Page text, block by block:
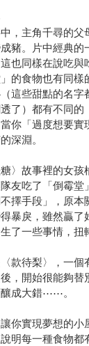
，主角千尋的父
豬。片中經典的
也同樣在說吃與
」的食物也有同
這些甜點的名字
了）都有不同的
你「過度想要實
深淵。
〉故事裡的女孩
友吃了「倒霉堂
擇手段」，原本
暴戾，雖然贏了
了一些事情，
款待梨〉，一個
，開始很能夠替
成大錯⋯⋯。
你實現夢想的小
明每一種食物都